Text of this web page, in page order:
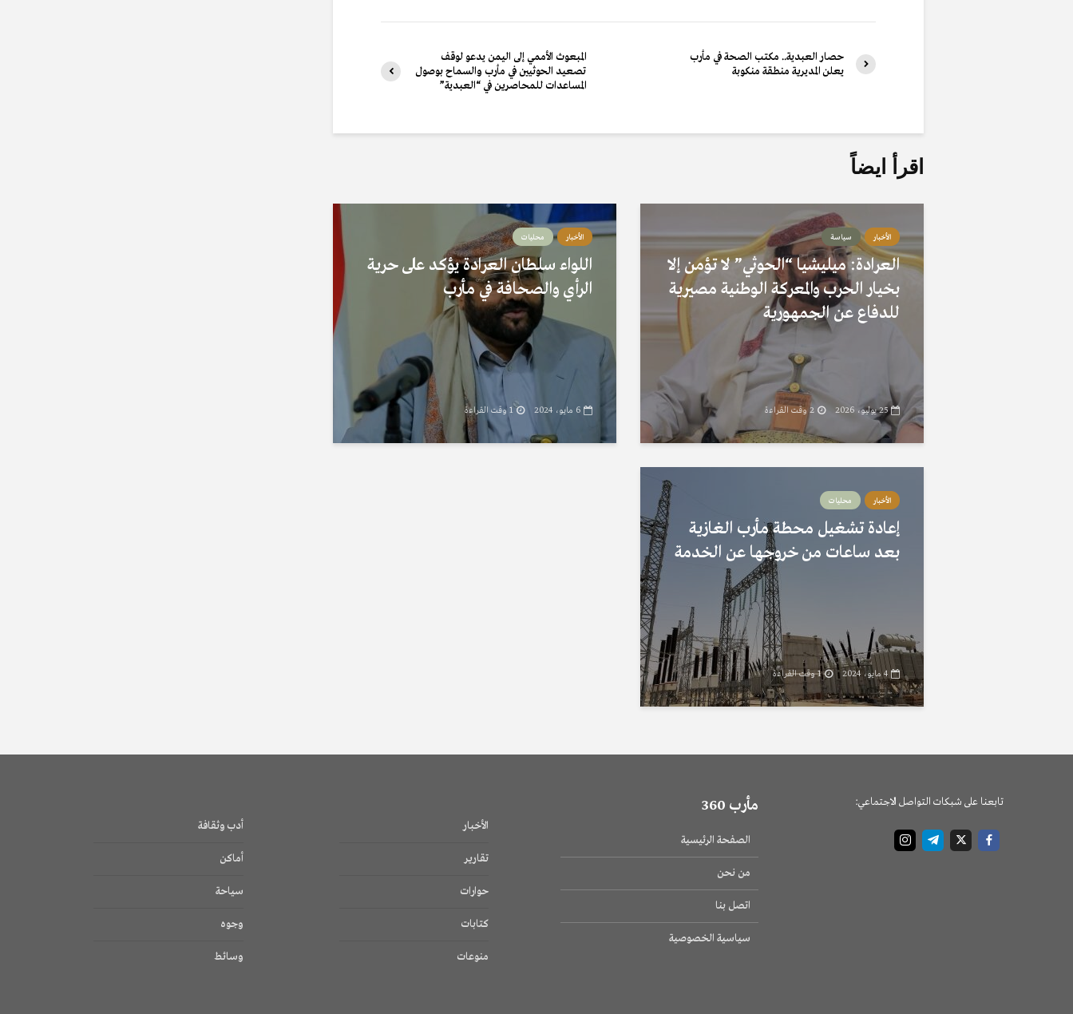
المبعوث الأممي إلى اليمن يدعو لوقف
تصعيد الحوثيين في مأرب والسماح بوصول
المساعدات للمحاصرين في “العبدية”
حصار العبدية.. مكتب الصحة في مأرب
يعلن المديرية منطقة منكوبة
اقرأ ايضاً
الأخبار سياسة
العرادة: ميليشيا “الحوثي” لا تؤمن إلا
بخيار الحرب والمعركة الوطنية مصيرية
للدفاع عن الجمهورية
25 يوليو، 2026 2 وقت القراءة
الأخبار محليات
اللواء سلطان العرادة يؤكد على حرية
الرأي والصحافة في مأرب
6 مايو، 2024 1 وقت القراءة
الأخبار محليات
إعادة تشغيل محطة مأرب الغازية
بعد ساعات من خروجها عن الخدمة
4 مايو، 2024 1 وقت القراءة
تابعنا على شبكات التواصل الاجتماعي: مأرب 360
الصفحة الرئيسية
من نحن
اتصل بنا
سياسية الخصوصية
الأخبار
تقارير
حوارات
كتابات
منوعات
أدب وثقافة
أماكن
سياحة
وجوه
وسائط